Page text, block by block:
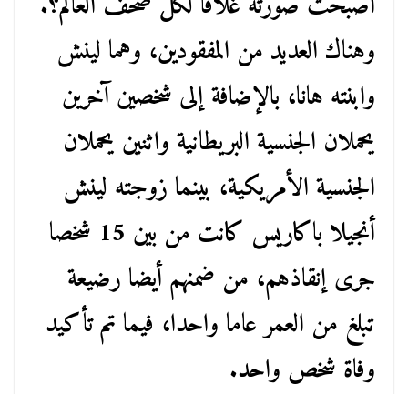
وهناك العديد من المفقودين، وهما لينش
وابنته هانا، بالإضافة إلى شخصين آخرين
يحملان الجنسية البريطانية واثنين يحملان
الجنسية الأمريكية، بينما زوجته لينش
أنجيلا باكاريس كانت من بين 15 شخصا
جرى إنقاذهم، من ضمنهم أيضا رضيعة
تبلغ من العمر عاما واحدا، فيما تم تأكيد
وفاة شخص واحد.